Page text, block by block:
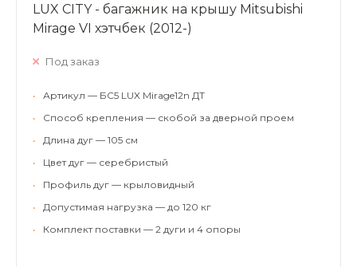
LUX CITY - багажник на крышу Mitsubishi
Mirage VI хэтчбек (2012-)
Под заказ
•
Артикул — БС5 LUX Mirage12n ДТ
•
Способ крепления — скобой за дверной проем
•
Длина дуг — 105 см
•
Цвет дуг — серебристый
•
Профиль дуг — крыловидный
•
Допустимая нагрузка — до 120 кг
•
Комплект поставки — 2 дуги и 4 опоры